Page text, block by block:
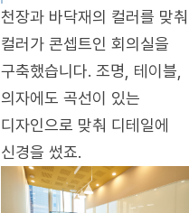
천장과 바닥재의 컬러를 맞춰
컬러가 콘셉트인 회의실을
구축했습니다. 조명, 테이블,
의자에도 곡선이 있는
디자인으로 맞춰 디테일에
신경을 썼죠.